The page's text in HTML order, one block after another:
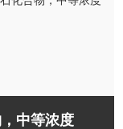
中等浓度